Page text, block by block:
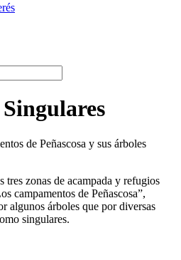
de Peñascosa y sus árboles
tres zonas de acampada y refugios
campamentos de Peñascosa”,
algunos árboles que por diversas
singulares.